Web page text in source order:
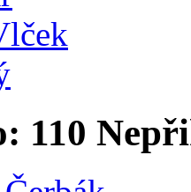
110